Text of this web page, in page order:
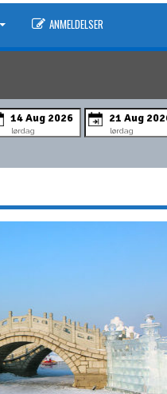
ANMELDELSER
lørdag lørdag